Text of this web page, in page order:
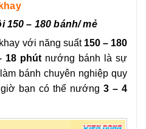
Southstar
khay
– 180 bánh/ mẻ
với năng suất 150 – 180
18 phút nướng bánh là sự
bánh chuyên nghiệp quy
bạn có thể nướng 3 – 4